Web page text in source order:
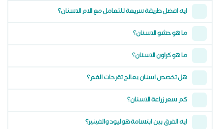
ايه افضل طريقة سريعة للتعامل مع الام الاسنان؟
ما هو حشو الاسنان؟
ما هو كراون الاسنان؟
هل تخصص اسنان يعالج تقرحات الفم؟
كم سعر زراعة الاسنان؟
ايه الفرق بين ابتسامة هوليود والفينير؟